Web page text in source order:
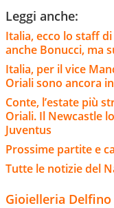
Leggi anche:
Italia, ecco lo staff
anche Bonucci, ma
Italia, per il vice
Oriali sono ancora
Conte, l’estate più
Oriali. Il Newcastle
Juventus
Prossime partite e
Tutte le notizie del
Gioielleria Delfino